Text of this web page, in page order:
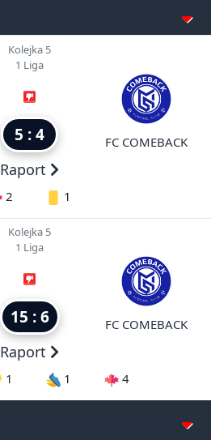
Kolejka 5
1 Liga
5 : 4
Raport
FC COMEBACK
2 1
Kolejka 5
1 Liga
15 : 6
Raport
FC COMEBACK
1 1 4